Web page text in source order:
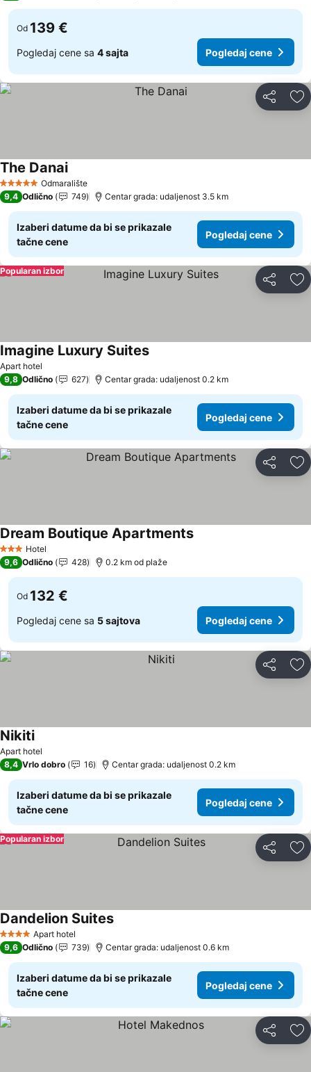
Od 139 €
Pogledaj cene sa 4 sajta Pogledaj cene
Deli
5 ZvezdiceOdmaralište
The DanaiPogledaj cene
9,4 Odlično 749 Centar grada: udaljenost 3.5 km
Izaberi datume da bi se prikazale
tačne cene
Pogledaj cene
Deli
Popularan izbor
Apart hotel
Imagine Luxury SuitesPogledaj cene
9,8 Odlično 627 Centar grada: udaljenost 0.2 km
Izaberi datume da bi se prikazale
tačne cene
Pogledaj cene
Deli
3 Zvezdice
Hotel
Dream Boutique ApartmentsPogledaj cene
9,6 Odlično 428 0.2 km od plaže
Od 132 €
Pogledaj cene sa 5 sajtova Pogledaj cene
Deli
Apart hotel
NikitiPogledaj cene
8,4 Vrlo dobro 16 Centar grada: udaljenost 0.2 km
Izaberi datume da bi se prikazale
tačne cene
Pogledaj cene
Deli
Popularan izbor
4 ZvezdiceApart hotel
Dandelion SuitesPogledaj cene
9,6 Odlično 739 Centar grada: udaljenost 0.6 km
Izaberi datume da bi se prikazale
tačne cene
Pogledaj cene
Deli